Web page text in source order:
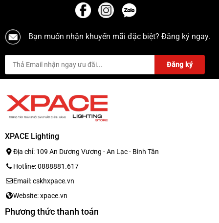
Bạn muốn nhận khuyến mãi đặc biệt? Đăng ký ngay.
XPACE Lighting
Địa chỉ: 109 An Dương Vương - An Lạc - Bình Tân
Hotline: 0888881.617
Email: cskhxpace.vn
Website: xpace.vn
Phương thức thanh toán